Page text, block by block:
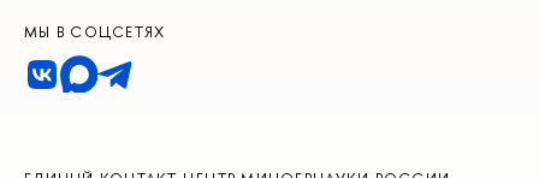
МЫ В СОЦСЕТЯХ